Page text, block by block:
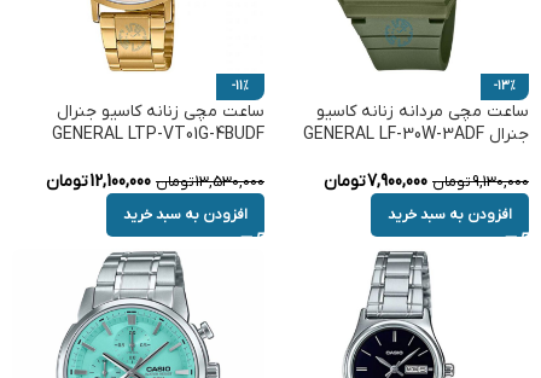
-13%
ساعت مچی مردانه زنانه کاسیو
جنرال GENERAL LF-30W-3ADF
9,130,000تومان 7,900,000تومان
افزودن به سبد خرید
-11%
ساعت مچی زنانه کاسیو جنرال
GENERAL LTP-VT01G-4BUDF
13,530,000تومان 12,100,000تومان
افزودن به سبد خرید